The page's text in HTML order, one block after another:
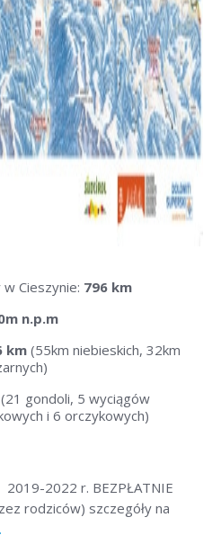
Cieszynie: 796 km
n.p.m
km(55km niebieskich, 32km
(21 gondoli, 5 wyciągów
i 6 orczykowych)
2022 r. BEZPŁATNIE
rodziców) szczegóły na